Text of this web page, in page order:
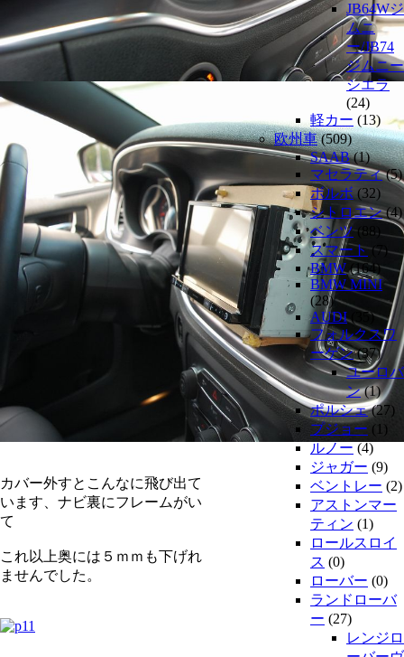
カバー外すとこんなに飛び出て
います、ナビ裏にフレームがい
て
これ以上奥には５ｍｍも下げれ
ませんでした。
JB64Wジ
ムニ
ー/JB74
ジムニー
シエラ
(24)
軽カー (13)
欧州車(509)
SAAB(1)
マセラティ(5)
ボルボ(32)
シトロエン(4)
ベンツ(88)
スマート(7)
BMW(164)
BMW MINI
(28)
AUDI(35)
フォルクスワ
ーゲン(37)
ユーロバ
ン(1)
ポルシェ(27)
プジョー (1)
ルノー (4)
ジャガー (9)
ベントレー (2)
アストンマー
ティン (1)
ロールスロイ
ス (0)
ローバー (0)
ランドローバ
ー (27)
レンジロ